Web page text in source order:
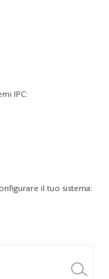
IPC:
il tuo sistema: